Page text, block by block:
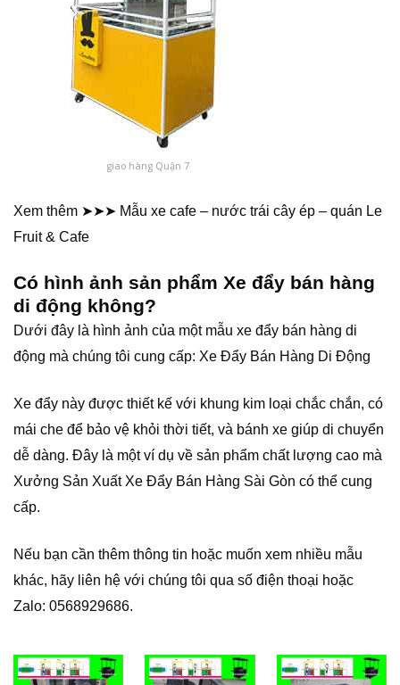
giao hàng Quận 7
Xem thêm ➤➤➤ Mẫu xe cafe – nước trái cây ép – quán Le
Fruit & Cafe
Có hình ảnh sản phẩm Xe đẩy bán hàng
di động không?
Dưới đây là hình ảnh của một mẫu xe đẩy bán hàng di
động mà chúng tôi cung cấp: Xe Đẩy Bán Hàng Di Động
Xe đẩy này được thiết kế với khung kim loại chắc chắn, có
mái che để bảo vệ khỏi thời tiết, và bánh xe giúp di chuyển
dễ dàng. Đây là một ví dụ về sản phẩm chất lượng cao mà
Xưởng Sản Xuất Xe Đẩy Bán Hàng Sài Gòn có thể cung
cấp.
Nếu bạn cần thêm thông tin hoặc muốn xem nhiều mẫu
khác, hãy liên hệ với chúng tôi qua số điện thoại hoặc
Zalo: 0568929686.